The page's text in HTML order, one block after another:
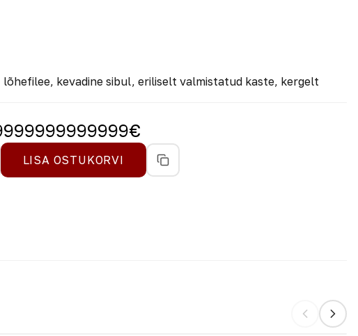
kevadine sibul, eriliselt valmistatud kaste, kergelt
€
LISA OSTUKORVI